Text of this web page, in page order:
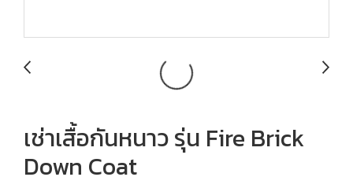
เช่าเสื้อกันหนาว รุ่น Fire Brick
Down Coat